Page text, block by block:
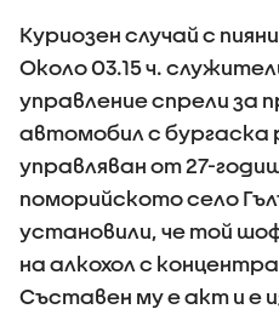
Куриозен случай с
Около 03.15 ч.
управление спрели за
автомобил с бургаска
управляван от 27-
поморийското село
установили, че той
на алкохол с
Съставен му е акт и е